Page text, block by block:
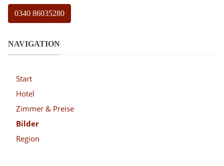
0340 86035280
NAVIGATION
Start
Hotel
Zimmer & Preise
Bilder
Region